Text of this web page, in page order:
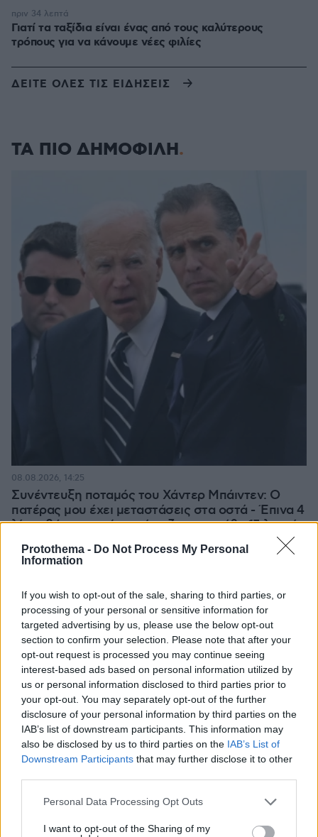
Protothema - Do Not Process My Personal
Information
If you wish to opt-out of the sale, sharing to third parties, or
processing of your personal or sensitive information for
targeted advertising by us, please use the below opt-out
section to confirm your selection. Please note that after your
opt-out request is processed you may continue seeing
interest-based ads based on personal information utilized by
us or personal information disclosed to third parties prior to
your opt-out. You may separately opt-out of the further
disclosure of your personal information by third parties on the
IAB’s list of downstream participants. This information may
also be disclosed by us to third parties on the IAB’s List of
Downstream Participants that may further disclose it to other
Please note that this website/app uses one or more Google
not limited to your visit or usage behaviour. You may click to
Personal Data Processing Opt Outs
I want to opt-out of the Sharing of my
Γιατί τα ταξίδια είναι ένας από τους καλύτερους
τρόπους για να κάνουμε νέες φιλίες
πριν 34 λεπτά
ΔΕΙΤΕ ΟΛΕΣ ΤΙΣ ΕΙΔΗΣΕΙΣ
ΤΑ ΠΙΟ ΔΗΜΟΦΙΛΗ
Συνέντευξη ποταμός του Χάντερ Μπάιντεν: Ο
πατέρας μου έχει μεταστάσεις στα οστά - Έπινα 4
λίτρα βότκα τη μέρα, κάπνιζα κρακ κάθε 15 λεπτά
08.08.2026, 14:25